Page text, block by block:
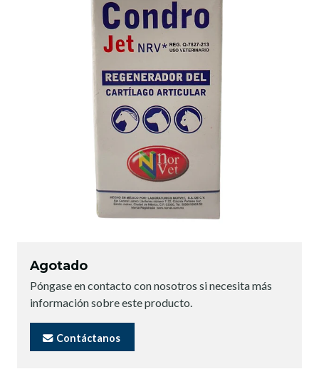
Agotado
Póngase en contacto con nosotros si necesita más
información sobre este producto.
Contáctanos